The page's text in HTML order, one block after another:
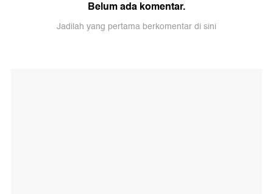
Belum ada komentar.
Jadilah yang pertama berkomentar di sini